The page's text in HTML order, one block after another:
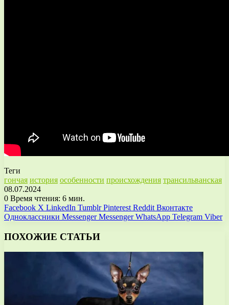
Теги
гончая история особенности происхождения трансильванская
08.07.2024
0 Время чтения: 6 мин.
Facebook X LinkedIn Tumblr Pinterest Reddit Вконтакте
Одноклассники Messenger Messenger WhatsApp Telegram Viber
ПОХОЖИЕ СТАТЬИ